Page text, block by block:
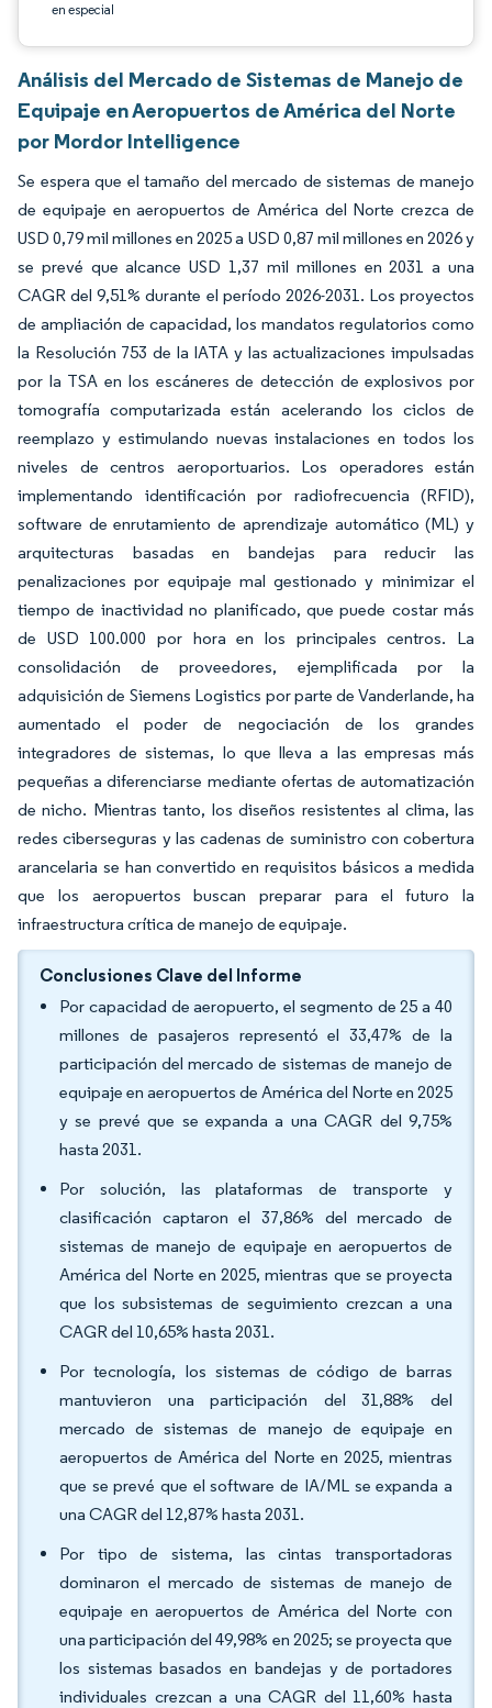
en especial
Análisis del Mercado de Sistemas de Manejo de
Equipaje en Aeropuertos de América del Norte
por Mordor Intelligence
Se espera que el tamaño del mercado de sistemas de manejo
de equipaje en aeropuertos de América del Norte crezca de
USD 0,79 mil millones en 2025 a USD 0,87 mil millones en 2026 y
se prevé que alcance USD 1,37 mil millones en 2031 a una
CAGR del 9,51% durante el período 2026-2031. Los proyectos
de ampliación de capacidad, los mandatos regulatorios como
la Resolución 753 de la IATA y las actualizaciones impulsadas
por la TSA en los escáneres de detección de explosivos por
tomografía computarizada están acelerando los ciclos de
reemplazo y estimulando nuevas instalaciones en todos los
niveles de centros aeroportuarios. Los operadores están
implementando identificación por radiofrecuencia (RFID),
software de enrutamiento de aprendizaje automático (ML) y
arquitecturas basadas en bandejas para reducir las
penalizaciones por equipaje mal gestionado y minimizar el
tiempo de inactividad no planificado, que puede costar más
de USD 100.000 por hora en los principales centros. La
consolidación de proveedores, ejemplificada por la
adquisición de Siemens Logistics por parte de Vanderlande, ha
aumentado el poder de negociación de los grandes
integradores de sistemas, lo que lleva a las empresas más
pequeñas a diferenciarse mediante ofertas de automatización
de nicho. Mientras tanto, los diseños resistentes al clima, las
redes ciberseguras y las cadenas de suministro con cobertura
arancelaria se han convertido en requisitos básicos a medida
que los aeropuertos buscan preparar para el futuro la
infraestructura crítica de manejo de equipaje.
Conclusiones Clave del Informe
Por capacidad de aeropuerto, el segmento de 25 a 40
millones de pasajeros representó el 33,47% de la
participación del mercado de sistemas de manejo de
equipaje en aeropuertos de América del Norte en 2025
y se prevé que se expanda a una CAGR del 9,75%
hasta 2031.
Por solución, las plataformas de transporte y
clasificación captaron el 37,86% del mercado de
sistemas de manejo de equipaje en aeropuertos de
América del Norte en 2025, mientras que se proyecta
que los subsistemas de seguimiento crezcan a una
CAGR del 10,65% hasta 2031.
Por tecnología, los sistemas de código de barras
mantuvieron una participación del 31,88% del
mercado de sistemas de manejo de equipaje en
aeropuertos de América del Norte en 2025, mientras
que se prevé que el software de IA/ML se expanda a
una CAGR del 12,87% hasta 2031.
Por tipo de sistema, las cintas transportadoras
dominaron el mercado de sistemas de manejo de
equipaje en aeropuertos de América del Norte con
una participación del 49,98% en 2025; se proyecta que
los sistemas basados en bandejas y de portadores
individuales crezcan a una CAGR del 11,60% hasta